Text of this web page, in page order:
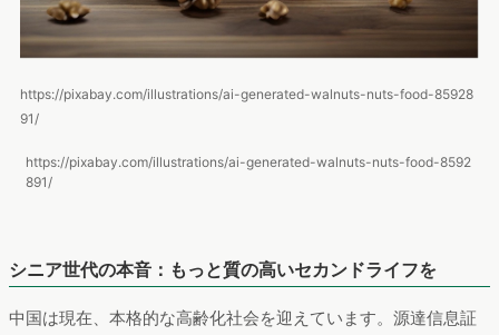
https://pixabay.com/illustrations/ai-generated-walnuts-nuts-food-85928
91/
https://pixabay.com/illustrations/ai-generated-walnuts-nuts-food-8592
891/
シニア世代の本音：もっと質の高いセカンドライフを
中国は現在、本格的な高齢化社会を迎えています。源達信息証